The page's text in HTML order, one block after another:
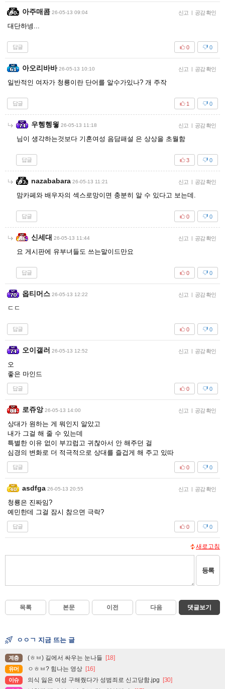
아주매콤 26-05-13 09:04 신고 | 공감 확인
대단하넹...
답글 0
0
아오리바바 26-05-13 10:10 신고 | 공감 확인
일반적인 여자가 청룡이란 단어를 알수가있나? 개 주작
답글 0
1
우헹헹웧 26-05-13 11:18 신고 | 공감 확인
님이 생각하는것보다 기혼여성 음담패설 은 상상을 초월함
답글 0
3
nazababara 26-05-13 11:21 신고 | 공감 확인
맘카페와 배우자의 섹스로망이면 충분히 알 수 있다고 보는데.
답글 0
0
신세대 26-05-13 11:44 신고 | 공감 확인
요 게시판에 유부녀들도 쓰는말이드만요
답글 0
0
옵티머스 26-05-13 12:22 신고 | 공감 확인
ㄷㄷ
답글 0
0
오이갤러 26-05-13 12:52 신고 | 공감 확인
오
좋은 마인드
답글 0
0
로쥬앙 26-05-13 14:00 신고 | 공감 확인
상대가 원하는 게 뭐인지 알았고
내가 그걸 해 줄 수 있는데
특별한 이유 없이 부끄럽고 귀찮아서 안 해주던 걸
심경의 변화로 더 적극적으로 상대를 즐겁게 해 주고 있따
답글 0
0
asdfga 26-05-13 20:55 신고 | 공감 확인
청룡은 진짜임?
예민한데 그걸 잠시 참으면 극락?
답글 0
0
새로고침
등록
목록 본문 이전 다음 댓글보기
ㅇㅇㄱ 지금 뜨는 글
계층 (ㅎㅂ) 길에서 싸우는 눈나들 [18]
유머 ㅇㅎㅂ? 힘나는 영상 [16]
이슈 의식 잃은 여성 구해줬다가 성범죄로 신고당함.jpg [30]